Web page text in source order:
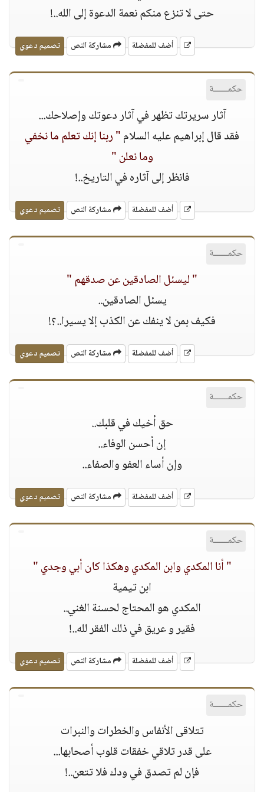
حتى ﻻ تنزع منكم نعمة الدعوة إلى الله..!
أضف للمفضلة مشاركة النص تصميم دعوي
حكمــــــة
آثار سريرتك تظهر في آثار دعوتك وإصلاحك...
فقد قال إبراهيم عليه السلام" ربنا إنك تعلم ما نخفي
وما نعلن "
فانظر إلى آثاره في التاريخ..!
أضف للمفضلة مشاركة النص تصميم دعوي
حكمــــــة
" ليسئل الصادقين عن صدقهم "
يسئل الصادقين..
فكيف بمن ﻻ ينفك عن الكذب إﻻ يسيرا..؟!
أضف للمفضلة مشاركة النص تصميم دعوي
حكمــــــة
حق أخيك في قلبك..
إن أحسن الوفاء..
وإن أساء العفو والصفاء..
أضف للمفضلة مشاركة النص تصميم دعوي
حكمــــــة
" أنا المكدي وابن المكدي وهكذا كان أبي وجدي "
ابن تيمية
المكدي هو المحتاج لحسنة الغني..
فقير و عريق في ذلك الفقر لله..!
أضف للمفضلة مشاركة النص تصميم دعوي
حكمــــــة
تتلاقى اﻷنفاس والخطرات والنبرات
على قدر تلاقي خفقات قلوب أصحابها...
فإن لم تصدق في ودك فلا تتعن..!